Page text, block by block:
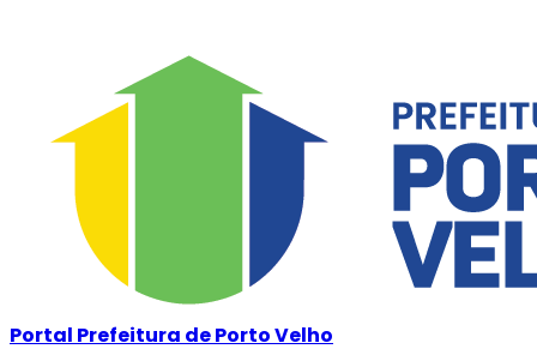
Portal Prefeitura de Porto Velho